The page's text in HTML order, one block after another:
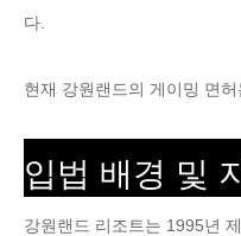
다.
현재 강원랜드의 게이밍 면
입법 배경 및
강원랜드 리조트는 1995년